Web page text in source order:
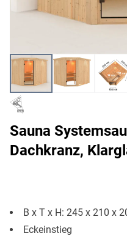
Sauna
Dachkranz,
B x T x H: 245 x 210 x
Eckeinstieg